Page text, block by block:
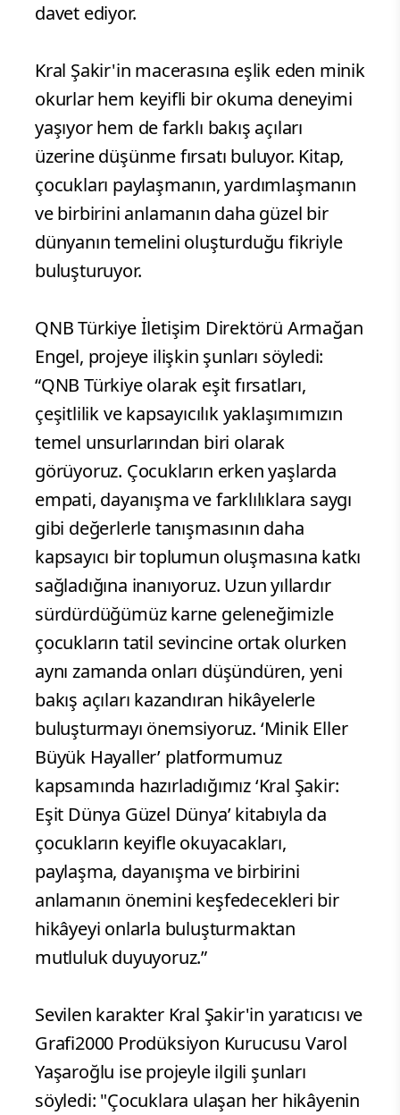
davet ediyor.
Kral Şakir'in macerasına eşlik eden minik
okurlar hem keyifli bir okuma deneyimi
yaşıyor hem de farklı bakış açıları
üzerine düşünme fırsatı buluyor. Kitap,
çocukları paylaşmanın, yardımlaşmanın
ve birbirini anlamanın daha güzel bir
dünyanın temelini oluşturduğu fikriyle
buluşturuyor.
QNB Türkiye İletişim Direktörü Armağan
Engel, projeye ilişkin şunları söyledi:
“QNB Türkiye olarak eşit fırsatları,
çeşitlilik ve kapsayıcılık yaklaşımımızın
temel unsurlarından biri olarak
görüyoruz. Çocukların erken yaşlarda
empati, dayanışma ve farklılıklara saygı
gibi değerlerle tanışmasının daha
kapsayıcı bir toplumun oluşmasına katkı
sağladığına inanıyoruz. Uzun yıllardır
sürdürdüğümüz karne geleneğimizle
çocukların tatil sevincine ortak olurken
aynı zamanda onları düşündüren, yeni
bakış açıları kazandıran hikâyelerle
buluşturmayı önemsiyoruz. ‘Minik Eller
Büyük Hayaller’ platformumuz
kapsamında hazırladığımız ‘Kral Şakir:
Eşit Dünya Güzel Dünya’ kitabıyla da
çocukların keyifle okuyacakları,
paylaşma, dayanışma ve birbirini
anlamanın önemini keşfedecekleri bir
hikâyeyi onlarla buluşturmaktan
mutluluk duyuyoruz.”
Sevilen karakter Kral Şakir'in yaratıcısı ve
Grafi2000 Prodüksiyon Kurucusu Varol
Yaşaroğlu ise projeyle ilgili şunları
söyledi: "Çocuklara ulaşan her hikâyenin